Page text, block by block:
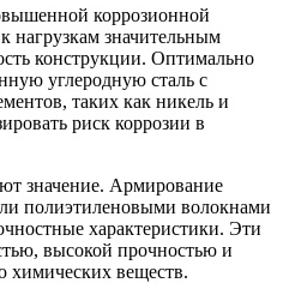
коррозионной
нагрузкам значительным
конструкции. Оптимально
углеродную сталь с
таких как никель и
риск коррозии в
значение. Армирование
полиэтиленовыми волокнами
характеристики. Эти
высокой прочностью и
химических веществ.